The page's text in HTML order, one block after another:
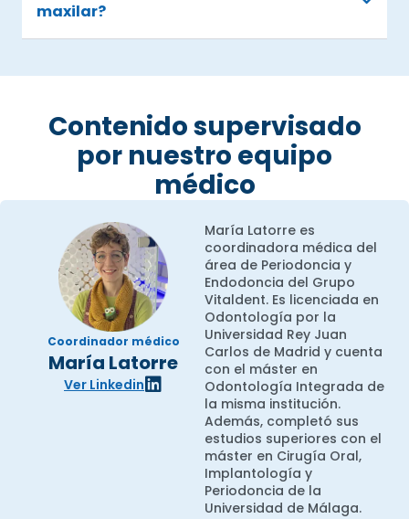
maxilar?
Contenido supervisado
por nuestro equipo
médico
Coordinador médico
María Latorre
Ver Linkedin
María Latorre es
coordinadora médica del
área de Periodoncia y
Endodoncia del Grupo
Vitaldent. Es licenciada en
Odontología por la
Universidad Rey Juan
Carlos de Madrid y cuenta
con el máster en
Odontología Integrada de
la misma institución.
Además, completó sus
estudios superiores con el
máster en Cirugía Oral,
Implantología y
Periodoncia de la
Universidad de Málaga.